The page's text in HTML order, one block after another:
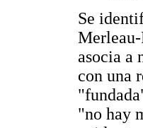
Se
asocia a
con una
"no hay